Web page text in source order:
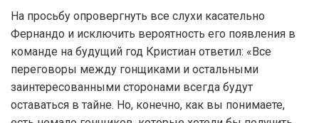
На просьбу опровергнуть все слухи касательно
Фернандо и исключить вероятность его появления в
команде на будущий год Кристиан ответил: «Все
переговоры между гонщиками и остальными
заинтересованными сторонами всегда будут
оставаться в тайне. Но, конечно, как вы понимаете,